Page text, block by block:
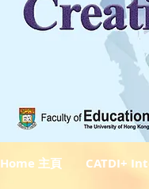
Home 主頁 CATDI+